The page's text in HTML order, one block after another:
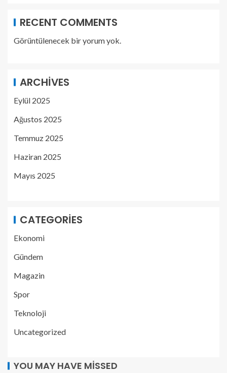
RECENT COMMENTS
Görüntülenecek bir yorum yok.
ARCHIVES
Eylül 2025
Ağustos 2025
Temmuz 2025
Haziran 2025
Mayıs 2025
CATEGORIES
Ekonomi
Gündem
Magazin
Spor
Teknoloji
Uncategorized
YOU MAY HAVE MISSED